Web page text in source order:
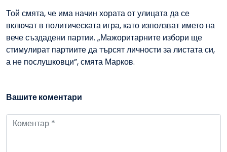
Той смята, че има начин хората от улицата да се
включат в политическата игра, като използват името на
вече създадени партии. „Мажоритарните избори ще
стимулират партиите да търсят личности за листата си,
а не послушковци”, смята Марков.
Вашите коментари